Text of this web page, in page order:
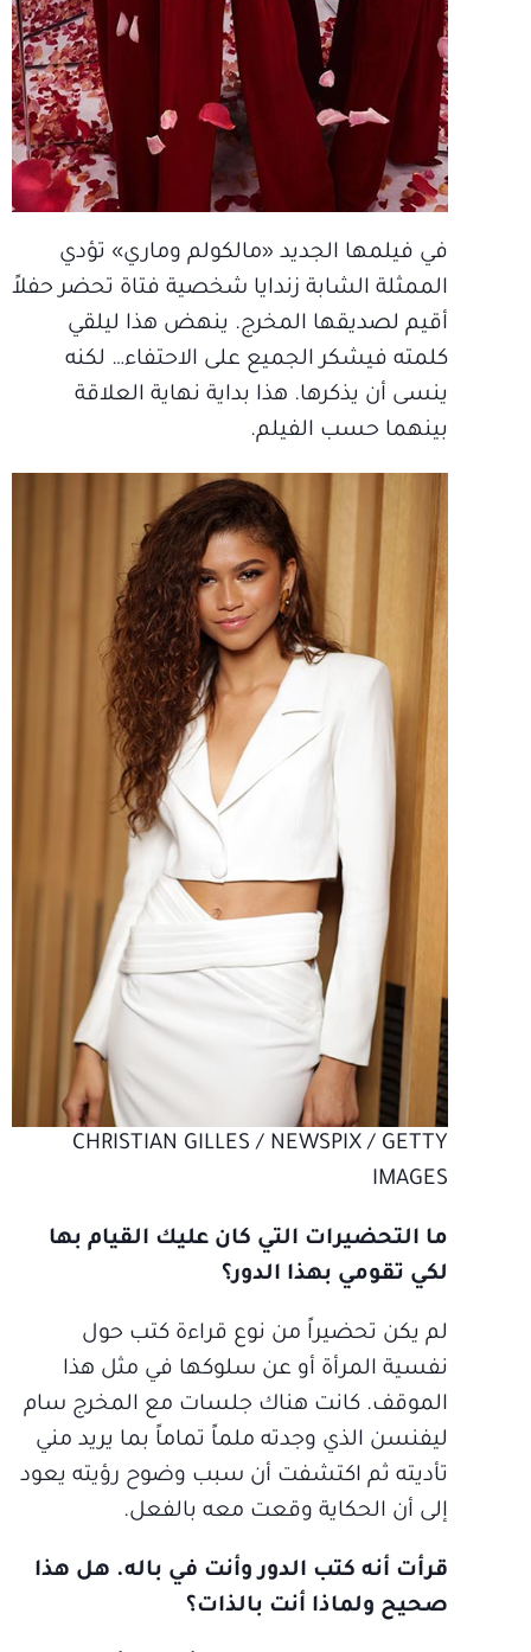
في فيلمها الجديد «مالكولم وماري» تؤدي
الممثلة الشابة زندايا شخصية فتاة تحضر حفلاً
أقيم لصديقها المخرج. ينهض هذا ليلقي
كلمته فيشكر الجميع على الاحتفاء… لكنه
ينسى أن يذكرها. هذا بداية نهاية العلاقة
بينهما حسب الفيلم.
CHRISTIAN GILLES / NEWSPIX / GETTY
IMAGES
ما التحضيرات التي كان عليك القيام بها
لكي تقومي بهذا الدور؟
لم يكن تحضيراً من نوع قراءة كتب حول
نفسية المرأة أو عن سلوكها في مثل هذا
الموقف. كانت هناك جلسات مع المخرج سام
ليفنسن الذي وجدته ملماً تماماً بما يريد مني
تأديته ثم اكتشفت أن سبب وضوح رؤيته يعود
إلى أن الحكاية وقعت معه بالفعل.
قرأت أنه كتب الدور وأنت في باله. هل هذا
صحيح ولماذا أنت بالذات؟